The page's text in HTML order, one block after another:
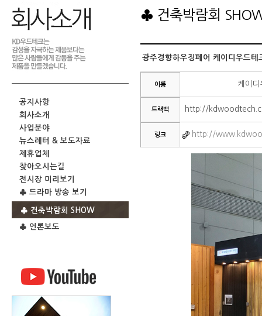
공지사항
회사소개
사업분야
뉴스레터 & 보도자료
제휴업체
찾아오시는길
전시장 미리보기
♣ 드라마 방송 보기
♣ 건축박람회 SHOW
♣ 언론보도
♣ 건축박람회
광주경향하우징페어 케이디우드
이름 케이
트랙백 http://
링크 http://